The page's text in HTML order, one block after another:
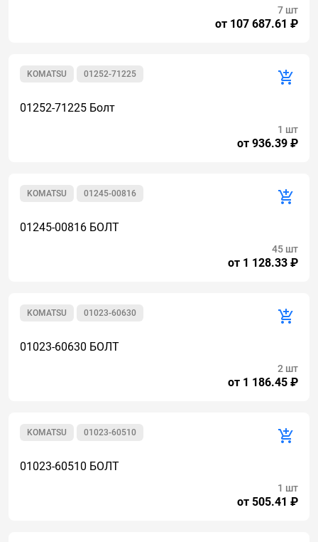
от 107 687.61 ₽
7 шт
01252-71225
KOMATSU
01252-71225 Болт
от 936.39 ₽
1 шт
01245-00816
KOMATSU
01245-00816 БОЛТ
от 1 128.33 ₽
45 шт
01023-60630
KOMATSU
01023-60630 БОЛТ
от 1 186.45 ₽
2 шт
01023-60510
KOMATSU
01023-60510 БОЛТ
от 505.41 ₽
1 шт